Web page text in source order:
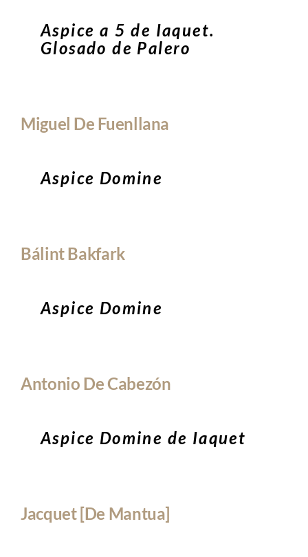
Aspice a 5 de Iaquet.
Glosado de Palero
Miguel De Fuenllana
Aspice Domine
Bálint Bakfark
Aspice Domine
Antonio De Cabezón
Aspice Domine de Iaquet
Jacquet [de Mantua]